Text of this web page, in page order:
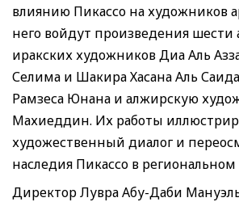
влиянию Пикассо на художников
него войдут произведения шести
иракских художников Диа Аль
Селима и Шакира Хасана Аль
Рамзеса Юнана и алжирскую
Махиеддин. Их работы
художественный диалог и
наследия Пикассо в региональном
Директор Лувра Абу-Даби